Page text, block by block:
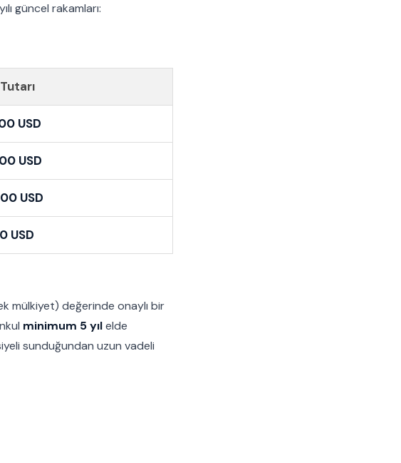
güncel rakamları:
USD
USD
USD
USD
mülkiyet) değerinde onaylı bir
minimum 5 yılelde
sunduğundan uzun vadeli